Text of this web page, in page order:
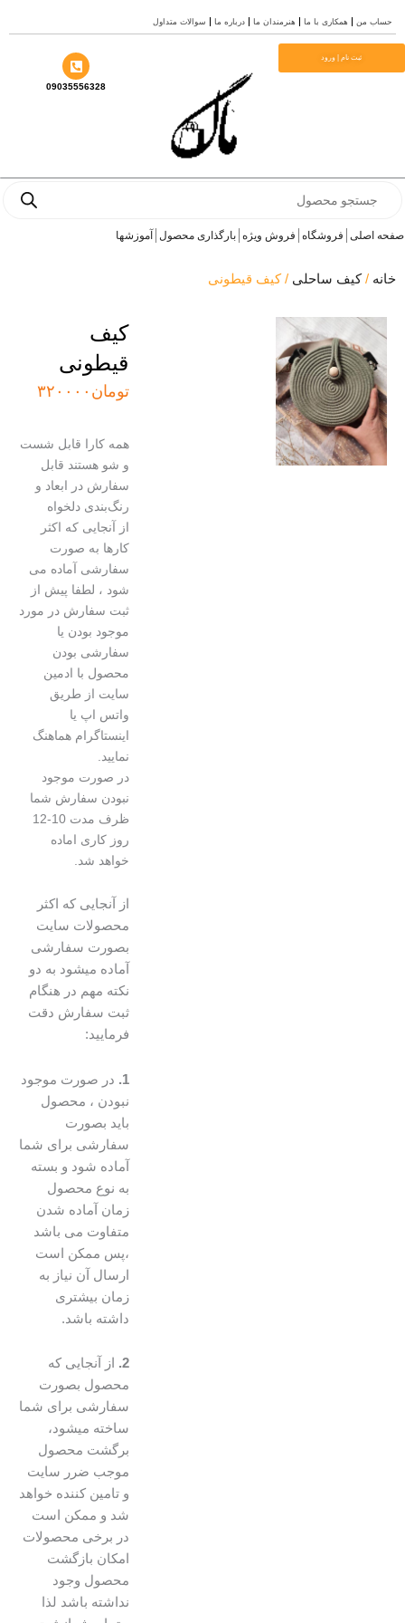
همکاری با ما هنرمندان ما درباره ما سوالات متداول
09035556328
فروشگاه فروش ویژه بارگذاری محصول آموزشها
کیف ساحلی / کیف قیطونی
قیطونی
۳۲۰۰۰۰
همه کارا قابل شست
و شو هستند قابل
سفارش در ابعاد و
رنگ‌بندی دلخواه
از آنجایی که اکثر
کارها به صورت
سفارشی آماده می
شود ، لطفا پیش از
ثبت سفارش در مورد
موجود بودن یا
سفارشی بودن
محصول با ادمین
سایت از طریق
واتس اپ یا
اینستاگرام هماهنگ
در صورت موجود
نبودن سفارش شما
ظرف مدت 10-12
روز کاری اماده
خواهد شد.
از آنجایی که اکثر
محصولات سایت
بصورت سفارشی
آماده میشود به دو
نکته مهم در هنگام
ثبت سفارش دقت
فرمایید:
در صورت موجود
نبودن ، محصول
باید بصورت
سفارشی برای شما
آماده شود و بسته
به نوع محصول
زمان آماده شدن
متفاوت می باشد
،پس ممکن است
ارسال آن نیاز به
زمان بیشتری
داشته باشد.
از آنجایی که
محصول بصورت
سفارشی برای شما
ساخته میشود،
برگشت محصول
موجب ضرر سایت
و تامین کننده خواهد
شد و ممکن است
در برخی محصولات
امکان بازگشت
محصول وجود
نداشته باشد لذا